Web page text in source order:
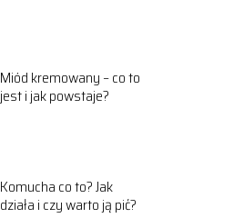
Miód kremowany – co to
jest i jak powstaje?
Komucha co to? Jak
działa i czy warto ją pić?